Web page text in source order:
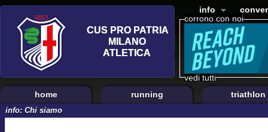
corrono con noi
vedi tutti
info
home running triathlon
info: Chi siamo